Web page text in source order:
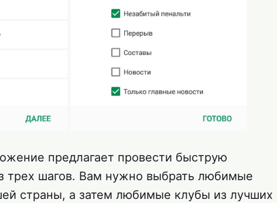
предлагает провести быструю
трех шагов. Вам нужно выбрать любимые
страны, а затем любимые клубы из лучших